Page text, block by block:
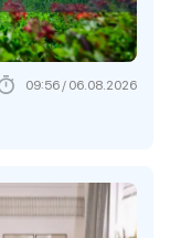
09:56 / 06.08.2026